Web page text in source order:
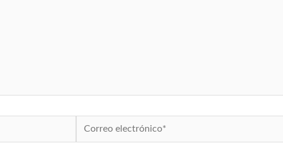
Correo
electrónico*